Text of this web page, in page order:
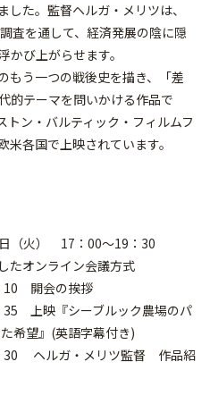
た。監督ヘルガ・メリツは、
査を通して、経済発展の陰に隠
かび上がらせます。
もう一つの戦後史を描き、「差
的テーマを問いかける作品で
ン・バルティック・フィルムフ
各国で上映されています。
火） 17：00～19：30
オンライン会議方式
10 開会の挨拶
シーブルック農場のパ
希望』(英語字幕付き)
ガ・メリツ監督 作品紹